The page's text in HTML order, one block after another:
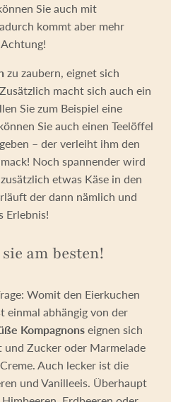
Sie auch mit
kommt aber mehr
zu zaubern, eignet sich
macht sich auch ein
Sie zum Beispiel eine
Sie auch einen Teelöffel
– der verleiht ihm den
Noch spannender wird
etwas Käse in den
der dann nämlich und
Erlebnis!
am besten!
Womit den Eierkuchen
einmal abhängig von der
Kompagnons eignen sich
Zucker oder Marmelade
Auch lecker ist die
und Vanilleeis. Überhaupt